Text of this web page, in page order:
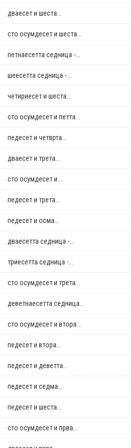
дваесет и шеста...
сто осумдесет и шеста...
петнаесетта седница -...
шеесетта седница -...
четириесет и шеста...
сто осумдесет и петта...
педесет и четврта...
дваесет и трета...
сто осумдесет и...
педесет и трета...
педесет и осма...
дваесетта седница -...
триесетта седница -...
сто осумдесет и трета...
деветнаесетта седница...
сто осумдесет и втора...
педесет и втора...
педесет и деветта...
педесет и седма...
педесет и шеста...
сто осумдесет и прва...